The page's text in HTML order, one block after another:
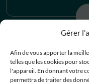
Gérer
Afin de vous apporter la
telles que les cookies pour
l'appareil. En donnant votre
permettra de traiter des